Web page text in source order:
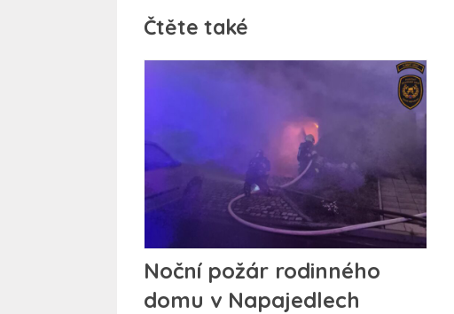
Čtěte také
Noční požár rodinného
domu v Napajedlech